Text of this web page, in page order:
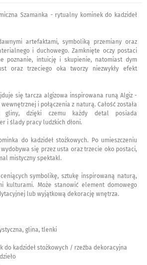
Szamanka - rytualny kominek do kadzideł
artefaktami, symboliką przemiany oraz
i duchowego. Zamknięte oczy postaci
poznanie, intuicję i skupienie, natomiast dym
oraz trzeciego oka tworzy niezwykły efekt
się tarcza algizowa inspirowana runą Algiz -
i połączenia z naturą. Całość została
gliny, dzięki czemu każdy detal posiada
i ślady pracy ludzkich dłoni.
do kadzideł stożkowych. Po umieszczeniu
się przez usta oraz trzecie oko postaci,
mistyczny spektakl.
symbolikę, sztukę inspirowaną naturą,
kulturami. Może stanowić element domowego
lub wyjątkową dekorację wnętrza.
glina, tlenki
do kadzideł stożkowych / rzeźba dekoracyjna